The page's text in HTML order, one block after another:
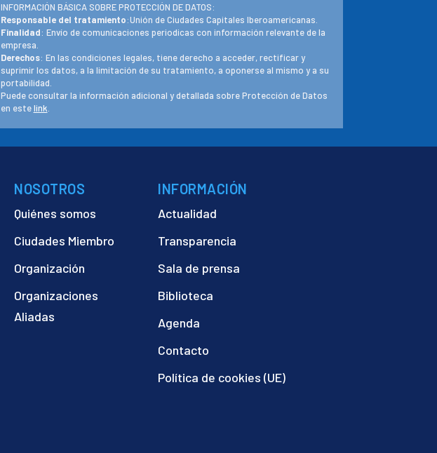
INFORMACIÓN BÁSICA SOBRE PROTECCIÓN DE DATOS:
Responsable del tratamiento:Unión de Ciudades Capitales Iberoamericanas.
Finalidad: Envío de comunicaciones periodicas con información relevante de la
empresa.
Derechos: En las condiciones legales, tiene derecho a acceder, rectificar y
suprimir los datos, a la limitación de su tratamiento, a oponerse al mismo y a su
portabilidad.
Puede consultar la información adicional y detallada sobre Protección de Datos
en estelink
NOSOTROS
Quiénes somos
Ciudades Miembro
Organización
Organizaciones
Aliadas
INFORMACIÓN
Actualidad
Transparencia
Sala de prensa
Biblioteca
Agenda
Contacto
Política de cookies (UE)